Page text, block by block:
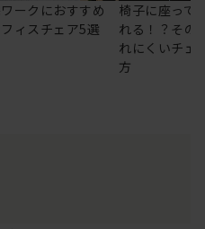
ークにおすすめ
ィスチェア5選
椅子に座って
れる！？その
れにくいチェ
方